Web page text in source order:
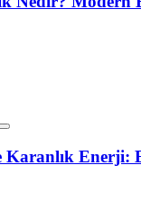
Karanlık Enerji: